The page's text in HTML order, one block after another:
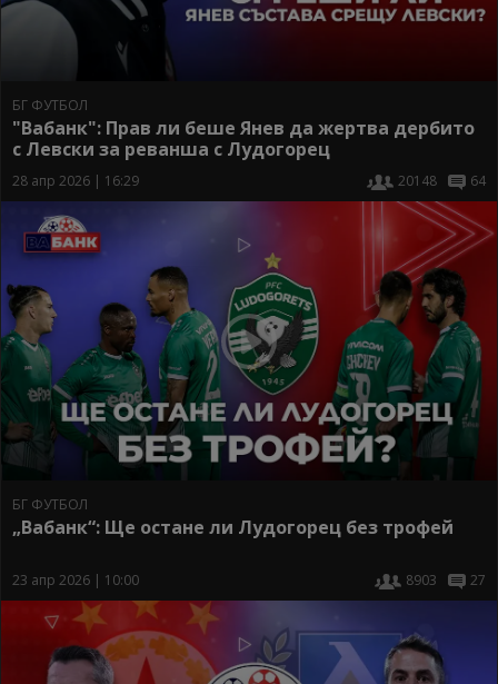
БГ ФУТБОЛ
"Вабанк": Прав ли беше Янев да жертва дербито
с Левски за реванша с Лудогорец
28 апр 2026 | 16:29 20148 64
БГ ФУТБОЛ
„Вабанк“: Ще остане ли Лудогорец без трофей
23 апр 2026 | 10:00 8903 27